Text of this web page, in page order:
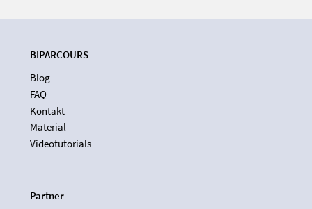
BIPARCOURS
Blog
FAQ
Kontakt
Material
Videotutorials
Partner